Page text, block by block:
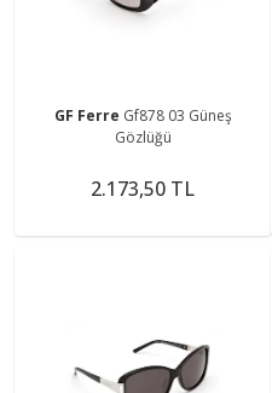
GF Ferre Gf878 03 Güneş
Gözlüğü
2.173,50 TL